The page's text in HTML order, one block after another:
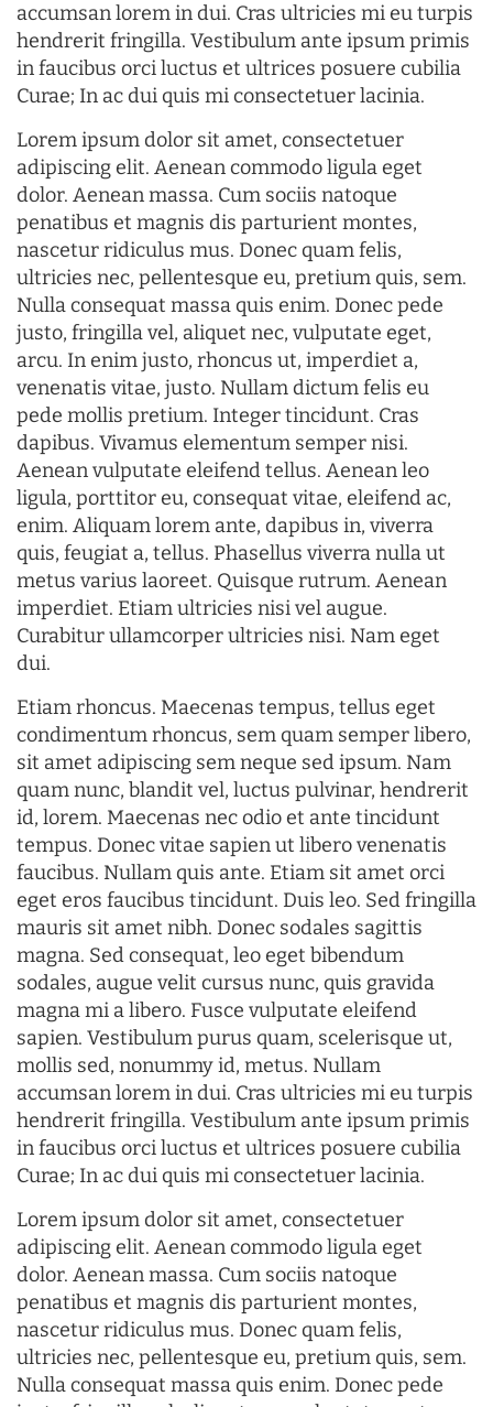
accumsan lorem in dui. Cras ultricies mi eu turpis
hendrerit fringilla. Vestibulum ante ipsum primis
in faucibus orci luctus et ultrices posuere cubilia
Curae; In ac dui quis mi consectetuer lacinia.
Lorem ipsum dolor sit amet, consectetuer
adipiscing elit. Aenean commodo ligula eget
dolor. Aenean massa. Cum sociis natoque
penatibus et magnis dis parturient montes,
nascetur ridiculus mus. Donec quam felis,
ultricies nec, pellentesque eu, pretium quis, sem.
Nulla consequat massa quis enim. Donec pede
justo, fringilla vel, aliquet nec, vulputate eget,
arcu. In enim justo, rhoncus ut, imperdiet a,
venenatis vitae, justo. Nullam dictum felis eu
pede mollis pretium. Integer tincidunt. Cras
dapibus. Vivamus elementum semper nisi.
Aenean vulputate eleifend tellus. Aenean leo
ligula, porttitor eu, consequat vitae, eleifend ac,
enim. Aliquam lorem ante, dapibus in, viverra
quis, feugiat a, tellus. Phasellus viverra nulla ut
metus varius laoreet. Quisque rutrum. Aenean
imperdiet. Etiam ultricies nisi vel augue.
Curabitur ullamcorper ultricies nisi. Nam eget
dui.
Etiam rhoncus. Maecenas tempus, tellus eget
condimentum rhoncus, sem quam semper libero,
sit amet adipiscing sem neque sed ipsum. Nam
quam nunc, blandit vel, luctus pulvinar, hendrerit
id, lorem. Maecenas nec odio et ante tincidunt
tempus. Donec vitae sapien ut libero venenatis
faucibus. Nullam quis ante. Etiam sit amet orci
eget eros faucibus tincidunt. Duis leo. Sed fringilla
mauris sit amet nibh. Donec sodales sagittis
magna. Sed consequat, leo eget bibendum
sodales, augue velit cursus nunc, quis gravida
magna mi a libero. Fusce vulputate eleifend
sapien. Vestibulum purus quam, scelerisque ut,
mollis sed, nonummy id, metus. Nullam
accumsan lorem in dui. Cras ultricies mi eu turpis
hendrerit fringilla. Vestibulum ante ipsum primis
in faucibus orci luctus et ultrices posuere cubilia
Curae; In ac dui quis mi consectetuer lacinia.
Lorem ipsum dolor sit amet, consectetuer
adipiscing elit. Aenean commodo ligula eget
dolor. Aenean massa. Cum sociis natoque
penatibus et magnis dis parturient montes,
nascetur ridiculus mus. Donec quam felis,
ultricies nec, pellentesque eu, pretium quis, sem.
Nulla consequat massa quis enim. Donec pede